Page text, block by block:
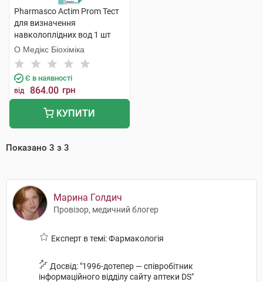
Pharmasco Actim Prom Тест
для визначення
навколоплідних вод 1 шт
О Медікс Біохіміка
Є в наявності
від 864.00 грн
КУПИТИ
Показано 3 з 3
Марина Голдич
Провізор, медичний блогер
Експерт в темі: Фармакологія
Досвід: "1996-дотепер — співробітник
інформаційного відділу сайту аптеки DS"